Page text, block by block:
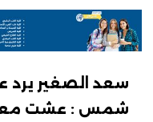
سعد الصغير يرد
شمس : عشت